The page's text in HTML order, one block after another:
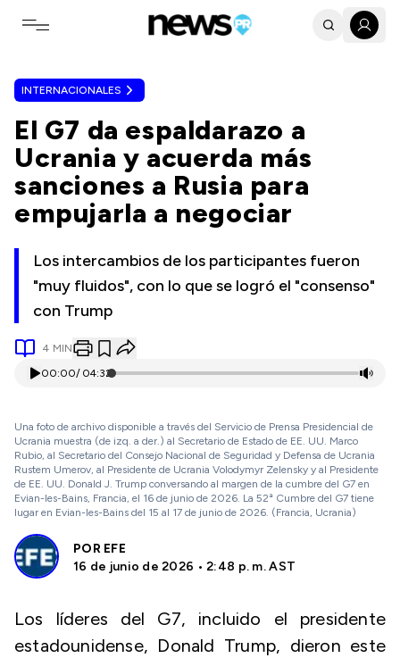
Toggle navigation menu
INTERNACIONALES
El G7 da espaldarazo a
Ucrania y acuerda más
sanciones a Rusia para
empujarla a negociar
Los intercambios de los participantes fueron
"muy fluidos", con lo que se logró el "consenso"
con Trump
4 MIN
00:00/ 04:32
Una foto de archivo disponible a través del Servicio de Prensa Presidencial de
Ucrania muestra (de izq. a der.) al Secretario de Estado de EE. UU. Marco
Rubio, al Secretario del Consejo Nacional de Seguridad y Defensa de Ucrania
Rustem Umerov, al Presidente de Ucrania Volodymyr Zelensky y al Presidente
de EE. UU. Donald J. Trump conversando al margen de la cumbre del G7 en
Evian-les-Bains, Francia, el 16 de junio de 2026. La 52ª Cumbre del G7 tiene
lugar en Evian-les-Bains del 15 al 17 de junio de 2026. (Francia, Ucrania)
POR EFE
16 de junio de 2026 • 2:48 p. m. AST
Los líderes del G7, incluido el presidente
estadounidense, Donald Trump, dieron este